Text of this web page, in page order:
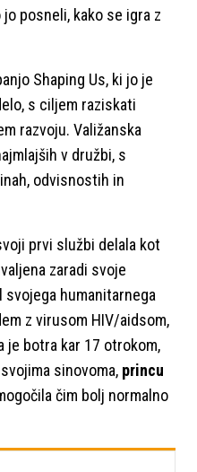
posneli, kako se igra z
Shaping Us, ki jo je
s ciljem raziskati
razvoju. Valižanska
v družbi, s
odvisnostih in
prvi službi delala kot
zaradi svoje
humanitarnega
z virusom HIV/aidsom,
je botra kar 17 otrokom,
sinovoma, princu
čim bolj normalno